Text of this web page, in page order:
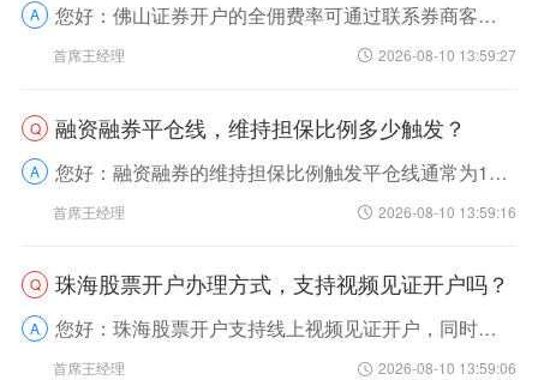
A 您好：佛山证券开户的全佣费率可通过联系券商客户经理申请适配的标准，所有券商均执行不足5元按5元收取的硬性规定。我来帮您拆解细节：首先，全佣包含交易佣金、过户费等多项费用，直...
首席王经理 2026-08-10 13:59:27
Q 融资融券平仓线，维持担保比例多少触发？
A 您好：融资融券的维持担保比例触发平仓线通常为130%，具体以您开户券商的官方规定为准。我来帮您拆解下其中的逻辑和注意事项。维持担保比例是账户内担保物总价值与融资融券负债的比...
首席王经理 2026-08-10 13:59:16
Q 珠海股票开户办理方式，支持视频见证开户吗？
A 您好：珠海股票开户支持线上视频见证开户，同时也可选择线下临柜办理两种方式。开户前需确认自身风险承受能力，选择适配的账户类型，避免盲目操作。咱们来拆解下两种方式的办理逻辑：线...
首席王经理 2026-08-10 13:59:06